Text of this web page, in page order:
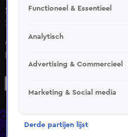
Seizoen 8, aflevering 3
3 sep 2025, 18:56
Annelies heeft mandala's
Frank meteen! Qua
vlak dan misschien? De
huis voor deze haute
Overzicht
Afleveringen
Functioneel & Essentieel
Analytisch
Advertising & Commercieel
Marketing & Social media
Derde partijen lijst